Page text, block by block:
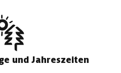
und Jahreszeiten